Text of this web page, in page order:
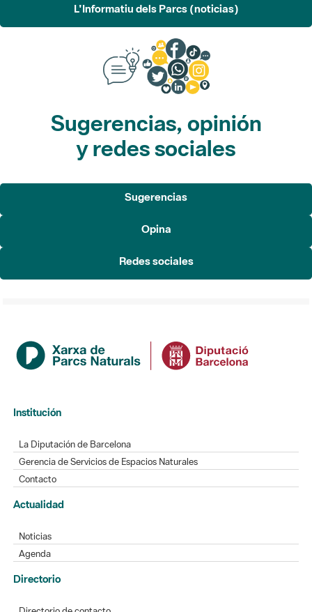
L'Informatiu dels Parcs (noticias)
Sugerencias, opinión
y redes sociales
Sugerencias
Opina
Redes sociales
Institución
La Diputación de Barcelona
Gerencia de Servicios de Espacios Naturales
Contacto
Actualidad
Noticias
Agenda
Directorio